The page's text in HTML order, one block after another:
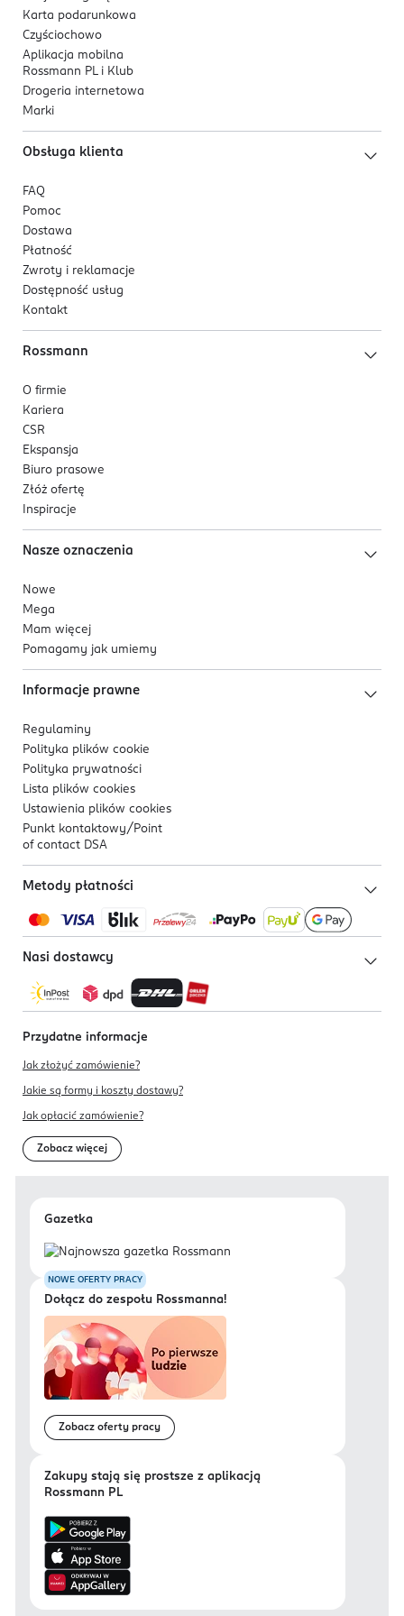
5 902751 477047
Karta podarunkowa
Czyściochowo
Aplikacja mobilna
Rossmann PL i Klub
Drogeria internetowa
Marki
Obsługa klienta
FAQ
Pomoc
Dostawa
Płatność
Zwroty i reklamacje
Dostępność usług
Kontakt
Rossmann
O firmie
Kariera
CSR
Ekspansja
Biuro prasowe
Złóż ofertę
Inspiracje
Nasze oznaczenia
Nowe
Mega
Mam więcej
Pomagamy jak umiemy
Informacje prawne
Regulaminy
Polityka plików cookie
Polityka prywatności
Lista plików cookies
Ustawienia plików cookies
Punkt kontaktowy/ Point
of contact DSA
Metody płatności
Nasi dostawcy
Przydatne informacje
Jak złożyć zamówienie?
Jakie są formy i koszty dostawy?
Jak opłacić zamówienie?
Zobacz więcej
Gazetka
NOWE OFERTY PRACY
Dołącz do zespołu Rossmanna!
Zobacz oferty pracy
Zakupy stają się prostsze z aplikacją
Rossmann PL